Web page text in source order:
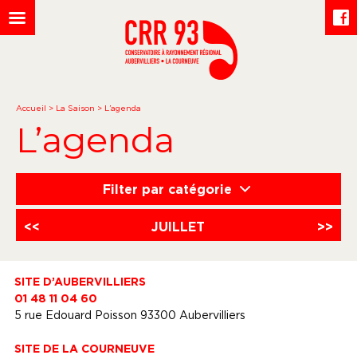
Accueil > La Saison > L’agenda
L’agenda
Filter par catégorie
<< JUILLET >>
SITE D’AUBERVILLIERS
01 48 11 04 60
5 rue Edouard Poisson 93300 Aubervilliers
SITE DE LA COURNEUVE